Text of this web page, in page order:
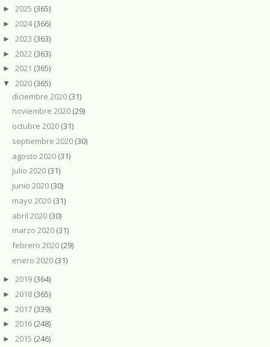
► 2025 (365)
► 2024(366)
► 2023 (363)
► 2022 (363)
► 2021 (365)
▼ 2020 (365)
diciembre 2020 (31)
noviembre 2020 (29)
octubre 2020 (31)
septiembre 2020 (30)
agosto 2020 (31)
julio 2020 (31)
junio 2020 (30)
mayo 2020 (31)
abril 2020 (30)
marzo 2020 (31)
febrero 2020 (29)
enero 2020 (31)
► 2019 (364)
► 2018 (365)
► 2017 (339)
► 2016 (248)
► 2015 (246)